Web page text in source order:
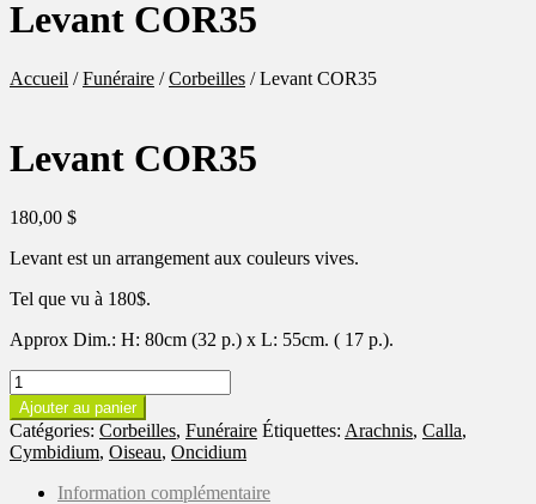
Levant COR35
Accueil /Funéraire /Corbeilles /Levant COR35
Levant COR35
180,00 $
Levant est un arrangement aux couleurs vives.
Tel que vu à 180$.
Approx Dim.: H: 80cm (32 p.) x L: 55cm. ( 17 p.).
quantité
de
Levant
COR35
Ajouter au panier
Catégories: Corbeilles, Funéraire Étiquettes: Arachnis, Calla,
Cymbidium, Oiseau, Oncidium
Information complémentaire